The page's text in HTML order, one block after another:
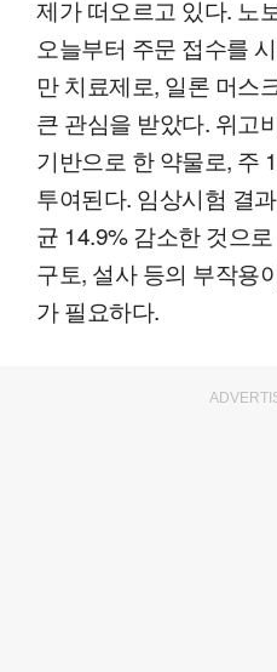
제가 떠오르고 있다. 노
오늘부터 주문 접수를
만 치료제로, 일론 머스
큰 관심을 받았다. 위고
기반으로 한 약물로, 주
투여된다. 임상시험 결
균 14.9% 감소한 것으
구토, 설사 등의 부작용
가 필요하다.